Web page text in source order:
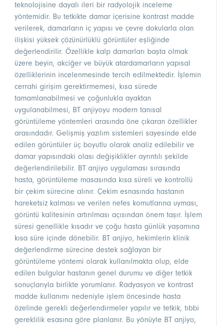
teknolojisine dayalı ileri bir radyolojik inceleme
yöntemidir. Bu tetkikte damar içerisine kontrast madde
verilerek, damarların iç yapısı ve çevre dokularla olan
ilişkisi yüksek çözünürlüklü görüntüler eşliğinde
değerlendirilir. Özellikle kalp damarları başta olmak
üzere beyin, akciğer ve büyük atardamarların yapısal
özelliklerinin incelenmesinde tercih edilmektedir. İşlemin
cerrahi girişim gerektirmemesi, kısa sürede
tamamlanabilmesi ve çoğunlukla ayaktan
uygulanabilmesi, BT anjiyoyu modern tanısal
görüntüleme yöntemleri arasında öne çıkaran özellikler
arasındadır. Gelişmiş yazılım sistemleri sayesinde elde
edilen görüntüler üç boyutlu olarak analiz edilebilir ve
damar yapısındaki olası değişiklikler ayrıntılı şekilde
değerlendirilebilir. BT anjiyo uygulaması sırasında
hasta, görüntüleme masasında kısa süreli ve kontrollü
bir çekim sürecine alınır. Çekim esnasında hastanın
hareketsiz kalması ve verilen nefes komutlarına uyması,
görüntü kalitesinin artırılması açısından önem taşır. İşlem
süresi genellikle kısadır ve çoğu hasta günlük yaşamına
kısa süre içinde dönebilir. BT anjiyo, hekimlerin klinik
değerlendirme sürecine destek sağlayan bir
görüntüleme yöntemi olarak kullanılmakta olup, elde
edilen bulgular hastanın genel durumu ve diğer tetkik
sonuçlarıyla birlikte yorumlanır. Radyasyon ve kontrast
madde kullanımı nedeniyle işlem öncesinde hasta
özelinde gerekli değerlendirmeler yapılır ve tetkik, tıbbi
gereklilik esasına göre planlanır. Bu yönüyle BT anjiyo,